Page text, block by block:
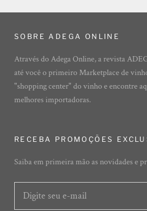
SOBRE ADEGA ONLINE
Através do Adega Online, a revista
até você o primeiro Marketplace de
"shopping center" do vinho e encontre
melhores importadoras.
RECEBA PROMOÇÕES
Saiba em primeira mão as novidades e